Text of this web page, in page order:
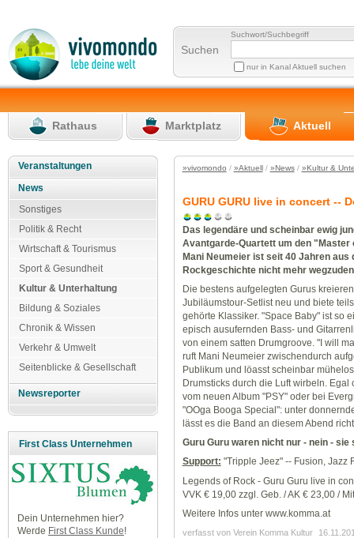
Suchen
Suchwort/Suchbegriff
nur in Kanal Aktuell suchen
Rathaus Marktplatz Aktuell
Veranstaltungen
News
Sonstiges
Politik & Recht
Wirtschaft & Tourismus
Sport & Gesundheit
Kultur & Unterhaltung
Bildung & Soziales
Chronik & Wissen
Verkehr & Umwelt
Seitenblicke & Gesellschaft
Newsreporter
First Class Unternehmen
Dein Unternehmen hier?
Werde First Class Kunde!
»vivomondo / »Aktuell/ »News/ »Kultur &
GURU GURU live in concert --
Das legendäre und scheinbar ewig
Avantgarde-Quartett um den "Master
Mani Neumeier ist seit 40 Jahren aus
Rockgeschichte nicht mehr
Die bestens aufgelegten Gurus
Jubiläumstour-Setlist neu und biete
gehörte Klassiker. "Space Baby" ist so
episch ausufernden Bass- und
von einem satten Drumgroove. "I will
ruft Mani Neumeier zwischendurch
Publikum und löasst scheinbar
Drumsticks durch die Luft wirbeln. Egal
vom neuen Album "PSY" oder bei
"OOga Booga Special": unter
lässt es die Band an diesem Abend
Guru Guru waren nicht nur - nein -
Support: "Tripple Jeez" -- Fusion, Jazz
Legends of Rock - Guru Guru live in
VVK € 19,00 zzgl. Geb. / AK € 23,00 /
Weitere Infos unter www.komma.at
verfasst von Verein Komma Kultur